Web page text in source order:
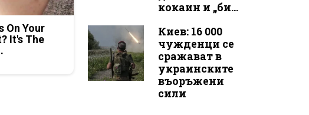
On Your
It's The
кокаин и „би...
Киев: 16 000
чужденци се
сражават в
украинските
въоръжени
сили